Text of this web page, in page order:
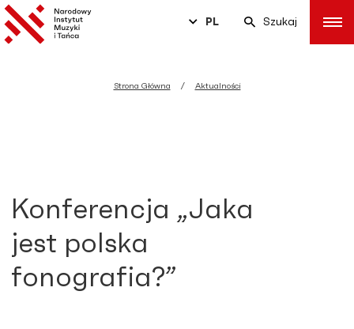
PL Szukaj
Strona Główna Aktualności
Konferencja „Jaka
jest polska
fonografia?”